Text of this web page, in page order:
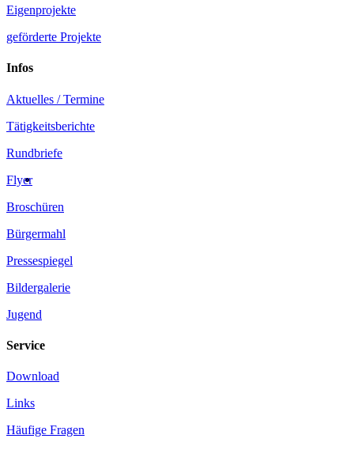
Eigenprojekte
geförderte Projekte
Infos
Aktuelles / Termine
Tätigkeitsberichte
Rundbriefe
Flyer
Broschüren
Bürgermahl
Pressespiegel
Bildergalerie
Jugend
Service
Download
Links
Häufige Fragen